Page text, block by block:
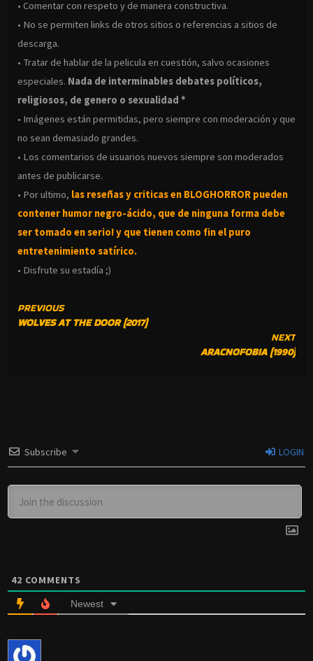
• Comentar con respeto y de manera constructiva.
• No se permiten links de otros sitios o referencias a sitios de
descarga.
• Tratar de hablar de la pelicula en cuestión, salvo ocasiones
especiales. Nada de interminables debates políticos,
religiosos, de genero o sexualidad *
• Imágenes están permitidas, pero siempre con moderación y que
no sean demasiado grandes.
• Los comentarios de usuarios nuevos siempre son moderados
antes de publicarse.
• Por ultimo, las reseñas y criticas en BLOGHORROR pueden
contener humor negro-ácido, que de ninguna forma debe
ser tomado en serio! y que tienen como fin el puro
entretenimiento satírico.
• Disfrute su estadía ;)
CONTINUE
READING
PREVIOUS
WOLVES AT THE DOOR (2017)
NEXT
ARACNOFOBIA (1990)
Subscribe LOGIN
42 COMMENTS
Newest